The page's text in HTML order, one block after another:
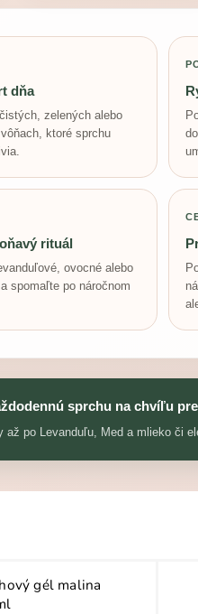
dňa
zelených alebo
ktoré sprchu
rituál
ovocné alebo
spomaľte po náročnom
sprchu na chvíľu
po Levanduľu, Med a mlieko či
gél malina